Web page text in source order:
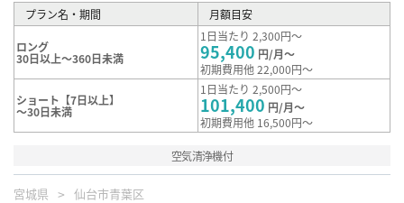
プラン名・期間 月額目安
ロング
30日以上～360日未満
1日当たり 2,300円～
95,400 円/月～
初期費用他 22,000円～
ショート【7日以上】
～30日未満
1日当たり 2,500円～
101,400 円/月～
初期費用他 16,500円～
空気清浄機付
宮城県 仙台市青葉区